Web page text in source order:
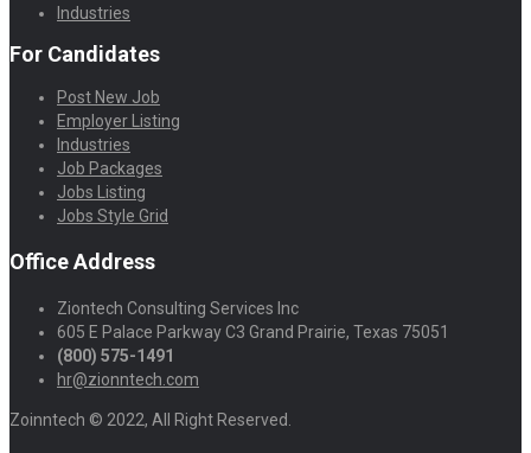
Industries
For Candidates
Post New Job
Employer Listing
Industries
Job Packages
Jobs Listing
Jobs Style Grid
Office Address
Ziontech Consulting Services Inc
605 E Palace Parkway C3 Grand Prairie, Texas 75051
(800) 575-1491
hr@zionntech.com
Zoinntech © 2022, All Right Reserved.